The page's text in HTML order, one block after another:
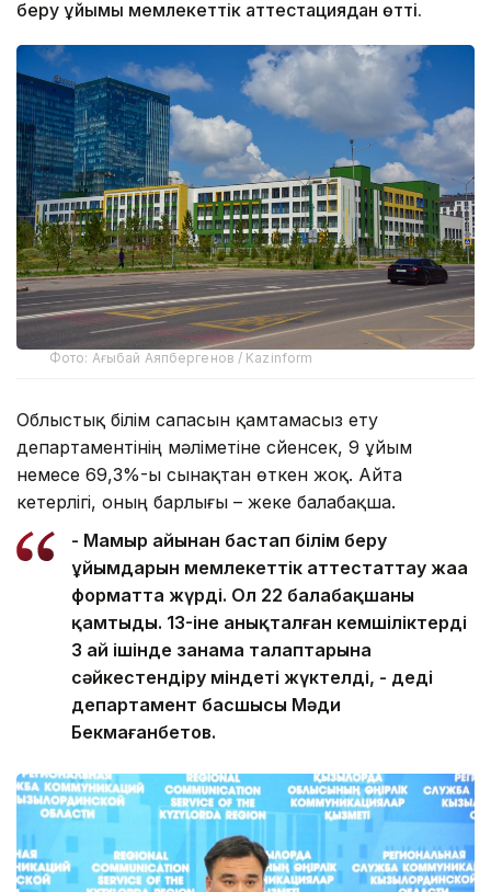
беру ұйымы мемлекеттік аттестациядан өтті.
Фото: Ағыбай Аяпбергенов / Kazinform
Облыстық білім сапасын қамтамасыз ету
департаментінің мәліметіне сүйенсек, 9 ұйым
немесе 69,3%-ы сынақтан өткен жоқ. Айта
кетерлігі, оның барлығы – жеке балабақша.
- Мамыр айынан бастап білім беру
ұйымдарын мемлекеттік аттестаттау жаңа
форматта жүрді. Ол 22 балабақшаны
қамтыды. 13-іне анықталған кемшіліктерді
3 ай ішінде заңнама талаптарына
сәйкестендіру міндеті жүктелді, - деді
департамент басшысы Мәди
Бекмағанбетов.